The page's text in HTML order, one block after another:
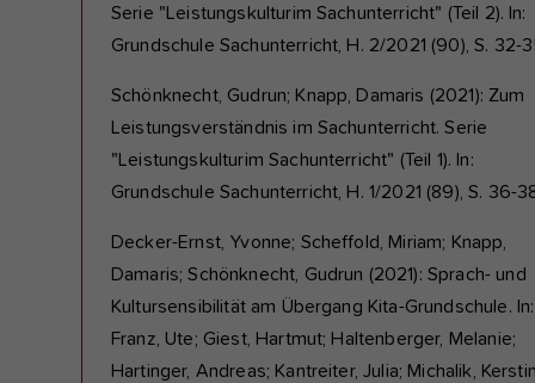
Serie "Leistungskulturim Sachunterricht" (Teil 2). In:
Grundschule Sachunterricht, H. 2/2021 (90), S. 32-
Schönknecht, Gudrun; Knapp, Damaris (2021): Zum
Leistungsverständnis im Sachunterricht. Serie
"Leistungskulturim Sachunterricht" (Teil 1). In:
Grundschule Sachunterricht, H. 1/2021 (89), S. 36-
Decker-Ernst, Yvonne; Scheffold, Miriam; Knapp,
Damaris; Schönknecht, Gudrun (2021): Sprach- und
Kultursensibilität am Übergang Kita-Grundschule. In:
Franz, Ute; Giest, Hartmut; Haltenberger, Melanie;
Hartinger, Andreas; Kantreiter, Julia; Michalik,